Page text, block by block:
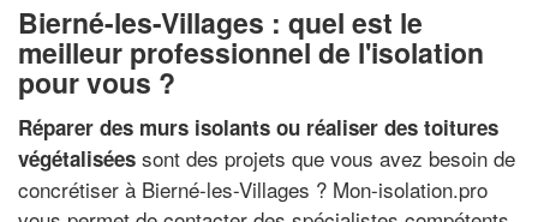
Bierné-les-Villages : quel est le
meilleur professionnel de l'isolation
pour vous ?
Réparer des murs isolants ou réaliser des toitures
végétalisées sont des projets que vous avez besoin de
concrétiser à Bierné-les-Villages ? Mon-isolation.pro